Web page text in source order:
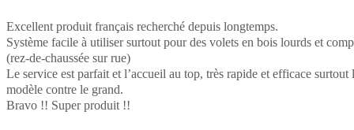
Excellent produit français recherché depuis longtemps.
Système facile à utiliser surtout pour des volets en bois lourds et
(rez-de-chaussée sur rue)
Le service est parfait et l’accueil au top, très rapide et efficace
modèle contre le grand.
Bravo !! Super produit !!